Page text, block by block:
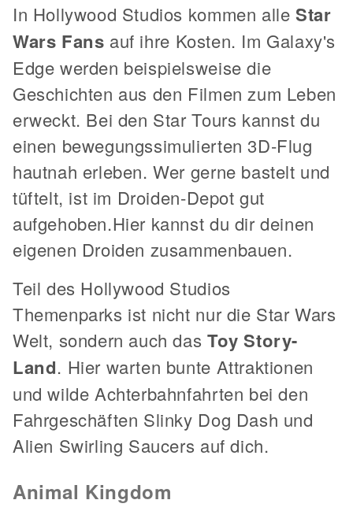
In Hollywood Studios kommen alle Star
Wars Fans auf ihre Kosten. Im Galaxy's
Edge werden beispielsweise die
Geschichten aus den Filmen zum Leben
erweckt. Bei den Star Tours kannst du
einen bewegungssimulierten 3D-Flug
hautnah erleben. Wer gerne bastelt und
tüftelt, ist im Droiden-Depot gut
aufgehoben.Hier kannst du dir deinen
eigenen Droiden zusammenbauen.
Teil des Hollywood Studios
Themenparks ist nicht nur die Star Wars
Welt, sondern auch das Toy Story-
Land. Hier warten bunte Attraktionen
und wilde Achterbahnfahrten bei den
Fahrgeschäften Slinky Dog Dash und
Alien Swirling Saucers auf dich.
Animal Kingdom